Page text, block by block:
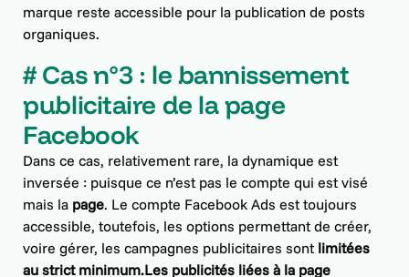
marque reste accessible pour la publication de posts
organiques.
# Cas n°3 : le bannissement
publicitaire de la page
Facebook
Dans ce cas, relativement rare, la dynamique est
inversée : puisque ce n’est pas le compte qui est visé
mais la page. Le compte Facebook Ads est toujours
accessible, toutefois, les options permettant de créer,
voire gérer, les campagnes publicitaires sont limitées
au strict minimum.Les publicités liées à la page